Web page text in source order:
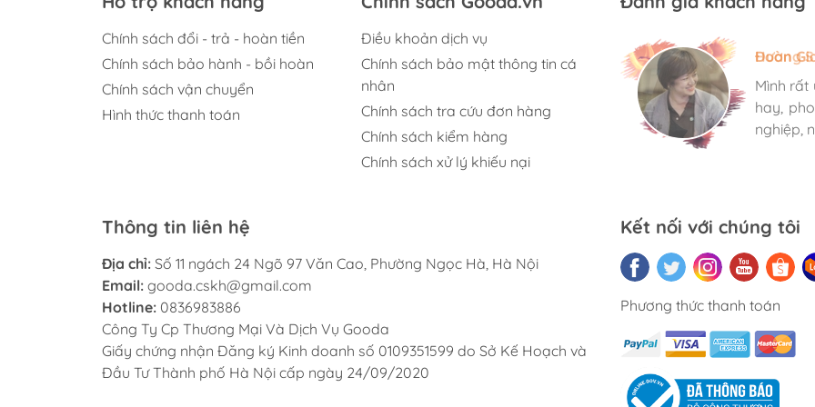
Chính sách đổi - trả - hoàn tiền
Chính sách bảo hành - bồi hoàn
Chính sách vận chuyển
Hình thức thanh toán
Điều khoản dịch vụ
Chính sách bảo mật thông tin cá
nhân
Chính sách tra cứu đơn hàng
Chính sách kiểm hàng
Chính sách xử lý khiếu nại
Hương
Mình rất
hay,
nghiệp,
Đoàn
Mình rất
hay,
nghiệp,
Ngọc
Mình rất
hay,
nghiệp,
Thông tin liên hệ
Địa chỉ: Số 11 ngách 24 Ngõ 97 Văn Cao, Phường Ngọc Hà, Hà Nội
Email: gooda.cskh@gmail.com
Hotline: 0836983886
Công Ty Cp Thương Mại Và Dịch Vụ Gooda
Giấy chứng nhận Đăng ký Kinh doanh số 0109351599 do Sở Kế Hoạch và
Đầu Tư Thành phố Hà Nội cấp ngày 24/09/2020
Kết nối với chúng tôi
Phương thức thanh toán